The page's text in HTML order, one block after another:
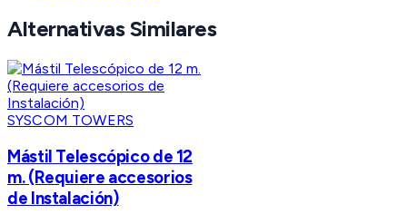
Alternativas Similares
SYSCOM TOWERS
Mástil Telescópico de 12
m. (Requiere accesorios
de Instalación)